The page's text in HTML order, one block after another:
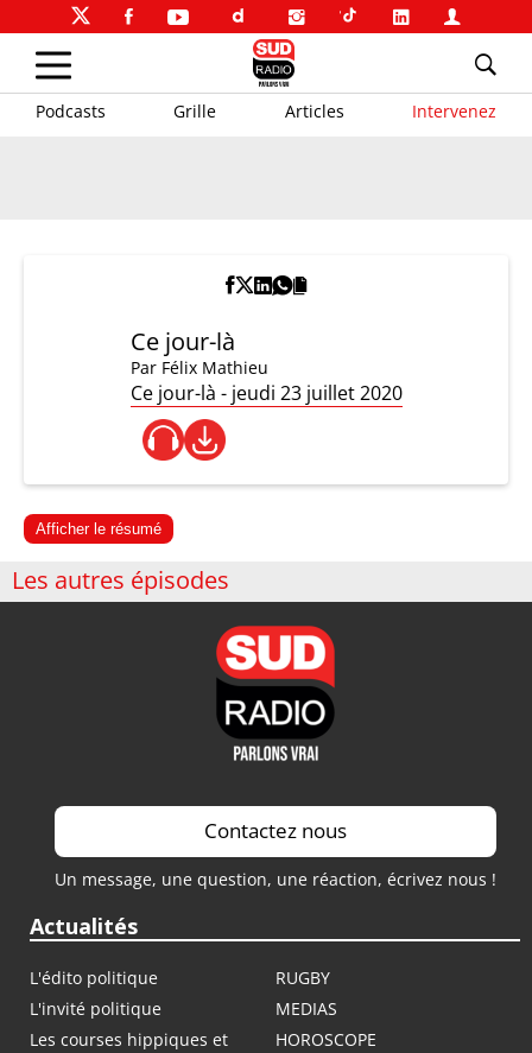
Podcasts Grille Articles Intervenez
Ce jour-là
Par Félix Mathieu
Ce jour-là - jeudi 23 juillet 2020
Afficher le résumé
Les autres épisodes
Contactez nous
Un message, une question, une réaction, écrivez nous !
Actualités
L'édito politique
RUGBY
L'invité politique
MEDIAS
Les courses hippiques et
HOROSCOPE